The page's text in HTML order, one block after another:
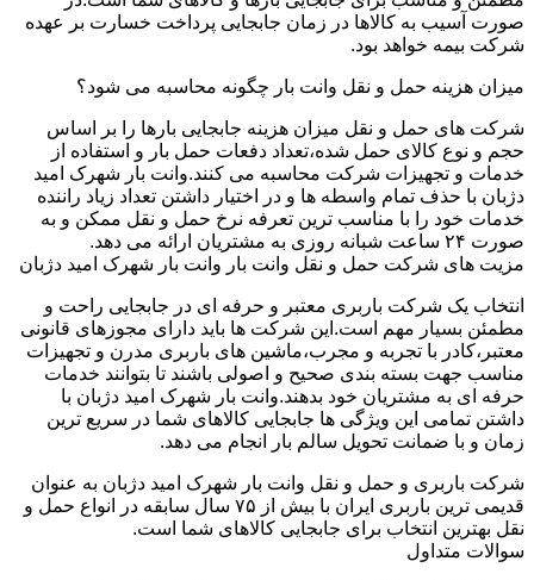
صورت آسیب به کالاها در زمان جابجایی پرداخت خسارت بر عهده
شرکت بیمه خواهد بود.
میزان هزینه حمل و نقل وانت بار چگونه محاسبه می شود؟
شرکت های حمل و نقل میزان هزینه جابجایی بارها را بر اساس
حجم و نوع کالای حمل شده،تعداد دفعات حمل بار و استفاده از
خدمات و تجهیزات شرکت محاسبه می کنند.وانت بار شهرک امید
دژبان با حذف تمام واسطه ها و در اختیار داشتن تعداد زیاد راننده
خدمات خود را با مناسب ترین تعرفه نرخ حمل و نقل ممکن و به
صورت ۲۴ ساعت شبانه روزی به مشتریان ارائه می دهد.
مزیت های شرکت حمل و نقل وانت بار وانت بار شهرک امید دژبان
انتخاب یک شرکت باربری معتبر و حرفه ای در جابجایی راحت و
مطمئن بسیار مهم است.این شرکت ها باید دارای مجوزهای قانونی
معتبر،کادر با تجربه و مجرب،ماشین های باربری مدرن و تجهیزات
مناسب جهت بسته بندی صحیح و اصولی باشند تا بتوانند خدمات
حرفه ای به مشتریان خود بدهند.وانت بار شهرک امید دژبان با
داشتن تمامی این ویژگی ها جابجایی کالاهای شما در سریع ترین
زمان و با ضمانت تحویل سالم بار انجام می دهد.
شرکت باربری و حمل و نقل وانت بار شهرک امید دژبان به عنوان
قدیمی ترین باربری ایران با بیش از ۷۵ سال سابقه در انواع حمل و
نقل بهترین انتخاب برای جابجایی کالاهای شما است.
سوالات متداول